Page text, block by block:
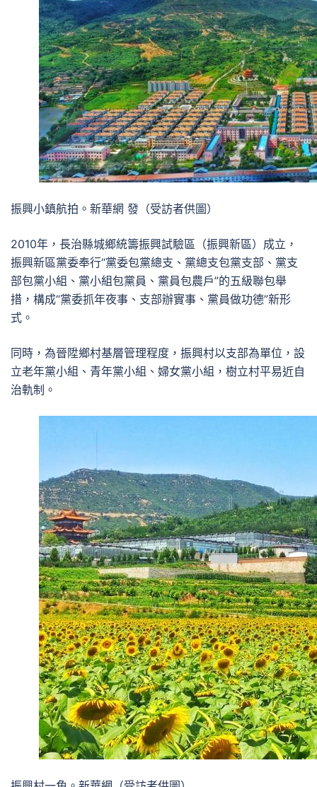
振興小鎮航拍。新華網 發（受訪者供圖）
2010年，長治縣城鄉統籌振興試驗區（振興新區）成立，
振興新區黨委奉行“黨委包黨總支、黨總支包黨支部、黨支
部包黨小組、黨小組包黨員、黨員包農戶”的五級聯包舉
措，構成“黨委抓年夜事、支部辦實事、黨員做功德”新形
式。
同時，為晉陞鄉村基層管理程度，振興村以支部為單位，設
立老年黨小組、青年黨小組、婦女黨小組，樹立村平易近自
治軌制。